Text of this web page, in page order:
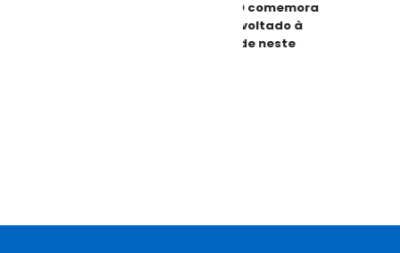
ANÁPOLIS GO | CEMAD comemora
30 anos com evento voltado à
inclusão e diversidade neste